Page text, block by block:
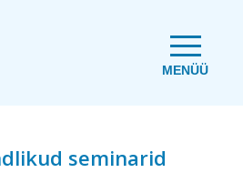
MENÜÜ
seminarid